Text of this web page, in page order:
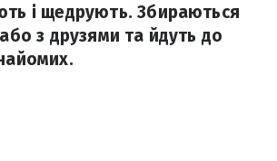
і щедрують. Збираються
з друзями та йдуть до